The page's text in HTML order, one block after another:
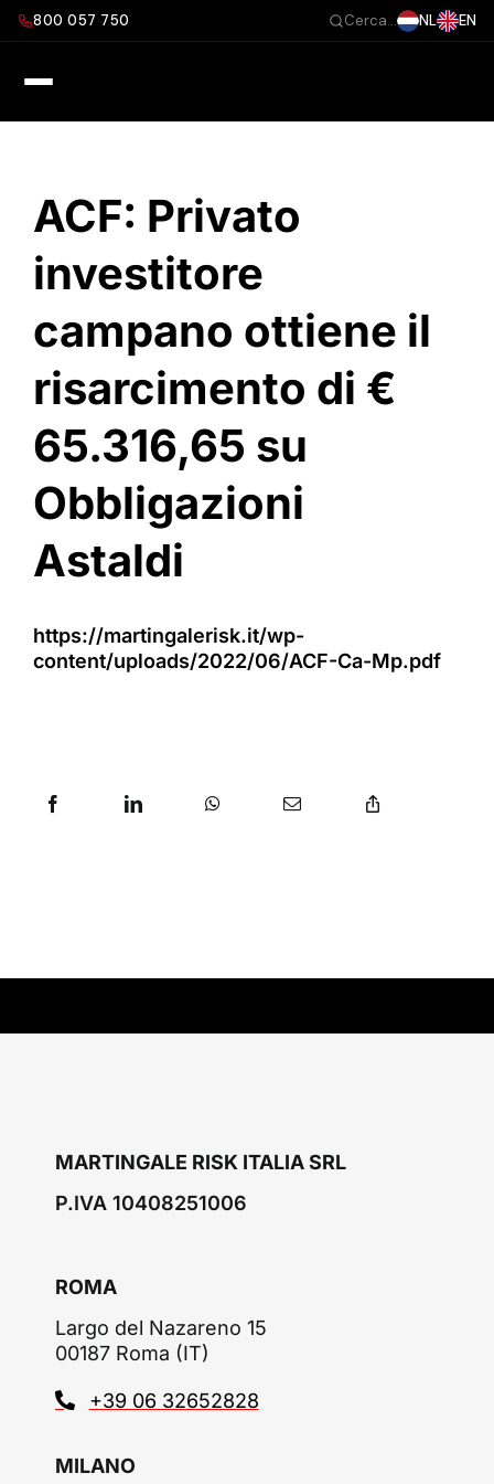
Salta800 057 750 Cerca... NL EN
ACF: Privato
investitore
campano ottiene il
risarcimento di €
65.316,65 su
Obbligazioni
Astaldi
https://martingalerisk.it/wp-
content/uploads/2022/06/ACF-Ca-Mp.pdf
MARTINGALE RISK ITALIA SRL
P.IVA 10408251006
ROMA
Largo del Nazareno 15
00187 Roma (IT)
+39 06 32652828
MILANO